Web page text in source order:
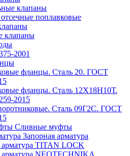
клапаны
поплавковые
клапаны
2001
фланцы. Сталь 20. ГОСТ
фланцы. Сталь 12Х18Н10Т.
2015
Сталь 09Г2С. ГОСТ
Сливные муфты
Запорная арматура
арматура TITAN LOCK
арматура NEOTECHNIKA